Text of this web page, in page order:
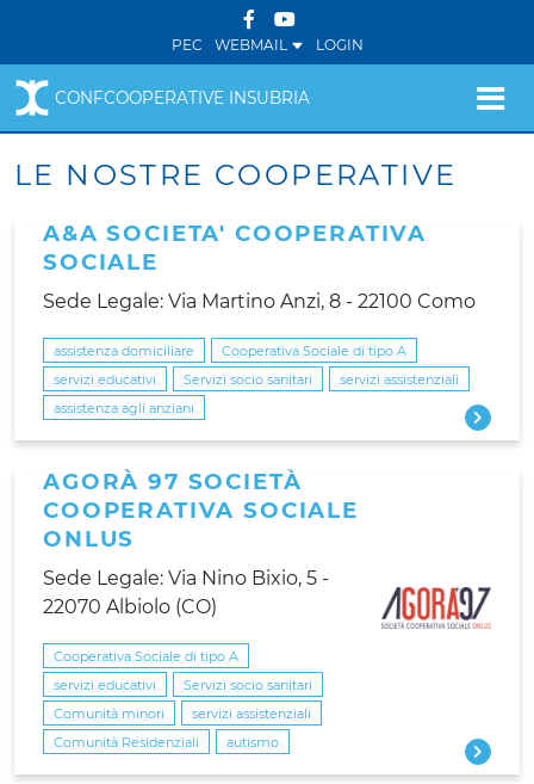
PEC WEBMAIL LOGIN
CONFCOOPERATIVE INSUBRIA
LE NOSTRE COOPERATIVE
A&A SOCIETA' COOPERATIVA
SOCIALE
Sede Legale: Via Martino Anzi, 8 - 22100 Como
assistenza domiciliare
Cooperativa Sociale di tipo A
servizi educativi
Servizi socio sanitari
servizi assistenziali
assistenza agli anziani
AGORÀ 97 SOCIETÀ
COOPERATIVA SOCIALE
ONLUS
Sede Legale: Via Nino Bixio, 5 -
22070 Albiolo (CO)
Cooperativa Sociale di tipo A
servizi educativi
Servizi socio sanitari
Comunità minori
servizi assistenziali
Comunità Residenziali
autismo